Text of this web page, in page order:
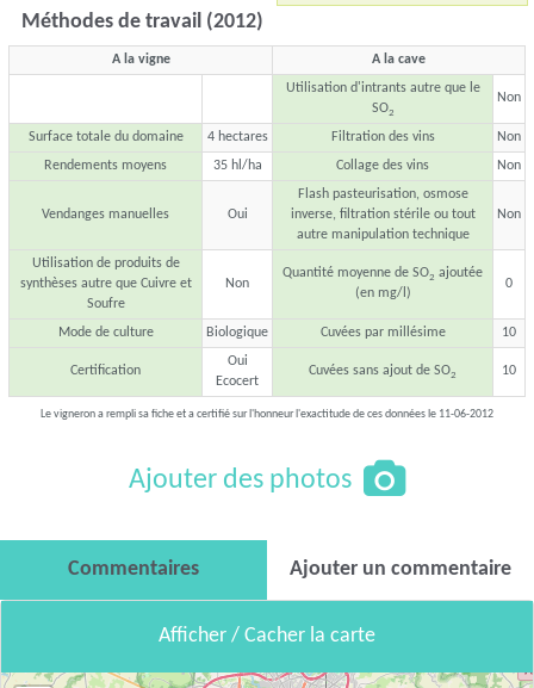
Méthodes de travail (2012)
A la vigne
A la cave
Utilisation d'intrants autre que le
SO2
Non
Surface totale du domaine 4 hectares Filtration des vins
Non
Rendements moyens
35 hl/ha Collage des vins Non
Vendanges manuelles Oui
Flash pasteurisation, osmose
inverse, filtration stérile ou tout
autre manipulation technique
Non
Utilisation de produits de
synthèses autre que Cuivre et
Soufre
Non
Quantité moyenne de SO2 ajoutée
(en mg/l)
0
Mode de culture Biologique Cuvées par millésime 10
Certification
Oui
Ecocert
Cuvées sans ajout de SO2 10
Le vigneron a rempli sa fiche et a certifié sur l'honneur l'exactitude de ces données le 11-06-2012
Ajouter des photos
Commentaires Ajouter un commentaire
Afficher / Cacher la carte